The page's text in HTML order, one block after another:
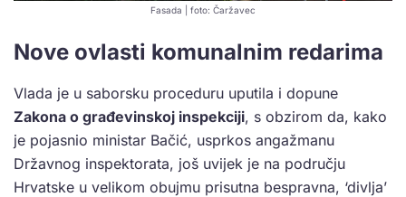
Fasada | foto: Čaržavec
Nove ovlasti komunalnim redarima
Vlada je u saborsku proceduru uputila i dopune
Zakona o građevinskoj inspekciji, s obzirom da, kako
je pojasnio ministar Bačić, usprkos angažmanu
Državnog inspektorata, još uvijek je na području
Hrvatske u velikom obujmu prisutna bespravna, ‘divlja’